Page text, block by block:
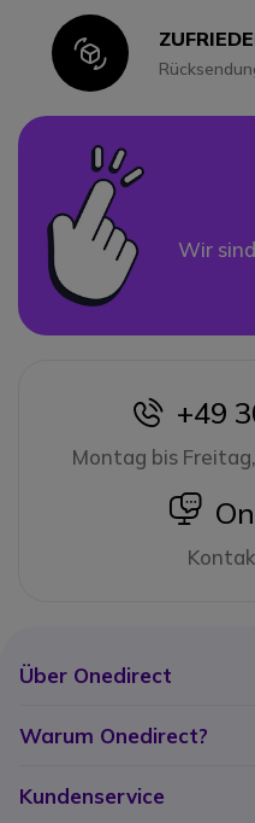
Icon
Wir
icon
+49
Montag bis
Über Onedirect
Warum Onedirect?
Kundenservice